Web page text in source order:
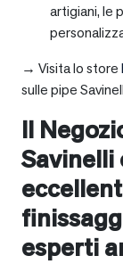
artigiani, le
→ Visita lo store
sulle pipe
Il
Savinelli
esperti